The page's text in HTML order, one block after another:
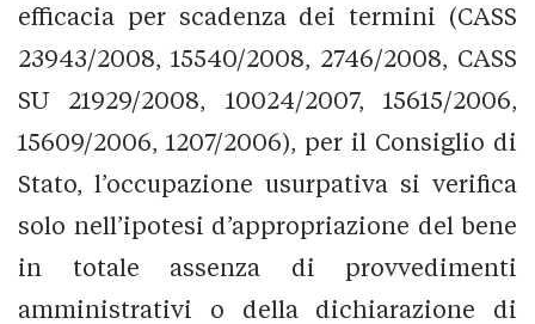
efficacia per scadenza dei termini (CASS
23943/2008, 15540/2008, 2746/2008, CASS
SU 21929/2008, 10024/2007, 15615/2006,
15609/2006, 1207/2006), per il Consiglio di
Stato, l’occupazione usurpativa si verifica
solo nell’ipotesi d’appropriazione del bene
in totale assenza di provvedimenti
amministrativi o della dichiarazione di